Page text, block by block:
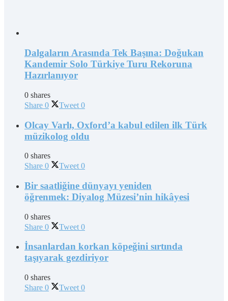
Dalgaların Arasında Tek Başına: Doğukan
Kandemir Solo Türkiye Turu Rekoruna
Hazırlanıyor
0 shares
Share 0 Tweet 0
Olcay Varlı, Oxford’a kabul edilen ilk Türk
müzikolog oldu
0 shares
Share 0 Tweet 0
Bir saatliğine dünyayı yeniden
öğrenmek: Diyalog Müzesi’nin hikâyesi
0 shares
Share 0 Tweet 0
İnsanlardan korkan köpeğini sırtında
taşıyarak gezdiriyor
0 shares
Share 0 Tweet 0